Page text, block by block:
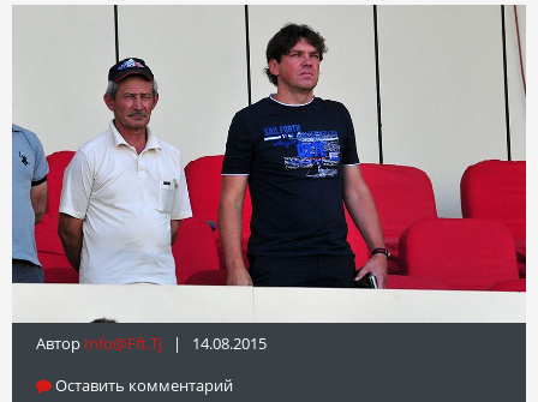
Автор Info@fft.tj | 14.08.2015
Оставить комментарий